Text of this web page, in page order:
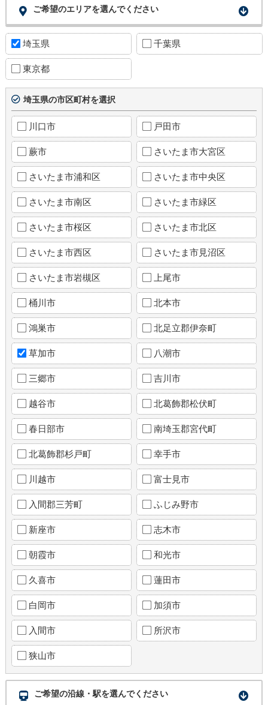
ご希望のエリアを選んでください
埼玉県 千葉県
東京都
埼玉県の市区町村を選択
川口市 戸田市
蕨市 さいたま市大宮区
さいたま市浦和区 さいたま市中央区
さいたま市南区 さいたま市緑区
さいたま市桜区 さいたま市北区
さいたま市西区 さいたま市見沼区
さいたま市岩槻区 上尾市
桶川市 北本市
鴻巣市 北足立郡伊奈町
草加市 八潮市
三郷市 吉川市
越谷市 北葛飾郡松伏町
春日部市 南埼玉郡宮代町
北葛飾郡杉戸町 幸手市
川越市 富士見市
入間郡三芳町 ふじみ野市
新座市 志木市
朝霞市 和光市
久喜市 蓮田市
白岡市 加須市
入間市 所沢市
狭山市
ご希望の沿線・駅を選んでください